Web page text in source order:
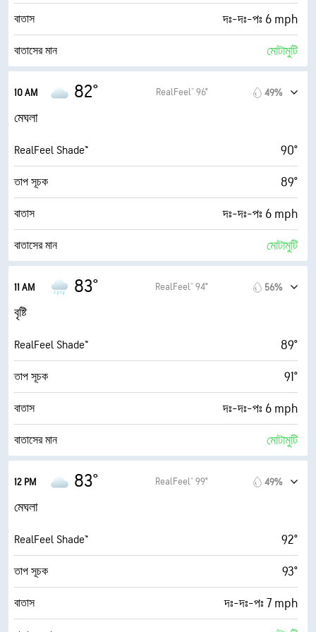
বাতাস দঃ-দঃ-পঃ 6 mph
বাতাসের মান মোটামুটি
সর্বোচ্চ অতিবেগুনি সূচক
দমকা বাতাস
আর্দ্রতা 89%
ডিউ পয়েন্ট 77° F
AccuLumen Brightness Index™ 1 (অন্ধকার)
মেঘে ঢাকা 99%
মাটি থেকে মেঘের উচ্চতা (Cloud Ceiling)
10 AM 82° RealFeel® 96° 49%
মেঘলা
RealFeel Shade™ 90°
তাপ সূচক 89°
বাতাস দঃ-দঃ-পঃ 6 mph
বাতাসের মান মোটামুটি
সর্বোচ্চ অতিবেগুনি সূচক
দমকা বাতাস
আর্দ্রতা 87%
ডিউ পয়েন্ট 77° F
AccuLumen Brightness Index™ 1 (অন্ধকার)
মেঘে ঢাকা 99%
11 AM 83° RealFeel® 94° 56%
বৃষ্টি
RealFeel Shade™ 89°
তাপ সূচক 91°
বাতাস দঃ-দঃ-পঃ 6 mph
বাতাসের মান মোটামুটি
সর্বোচ্চ অতিবেগুনি সূচক
দমকা বাতাস
আর্দ্রতা 84%
ডিউ পয়েন্ট 77° F
AccuLumen Brightness Index™ 1 (অন্ধকার)
12 PM 83° RealFeel® 99° 49%
মেঘলা
RealFeel Shade™ 92°
তাপ সূচক 93°
বাতাস দঃ-দঃ-পঃ 7 mph